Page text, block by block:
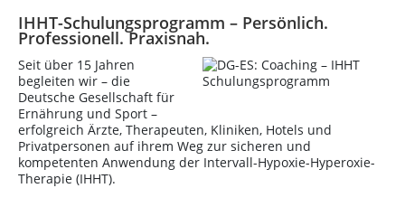
IHHT-Schulungsprogramm – Persönlich.
Professionell. Praxisnah.
Seit über 15 Jahren
begleiten wir – die
Deutsche Gesellschaft für
Ernährung und Sport –
erfolgreich Ärzte, Therapeuten, Kliniken, Hotels und
Privatpersonen auf ihrem Weg zur sicheren und
kompetenten Anwendung der Intervall-Hypoxie-Hyperoxie-
Therapie (IHHT).